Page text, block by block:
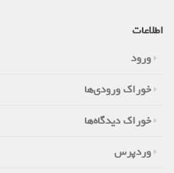
اطلاعات
ورود
خوراک ورودی‌ها
خوراک دیدگاه‌ها
وردپرس